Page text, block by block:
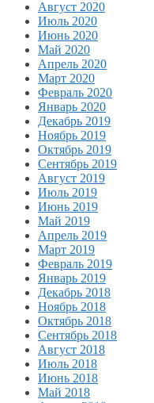
Август 2020
Июль 2020
Июнь 2020
Май 2020
Апрель 2020
Март 2020
Февраль 2020
Январь 2020
Декабрь 2019
Ноябрь 2019
Октябрь 2019
Сентябрь 2019
Август 2019
Июль 2019
Июнь 2019
Май 2019
Апрель 2019
Март 2019
Февраль 2019
Январь 2019
Декабрь 2018
Ноябрь 2018
Октябрь 2018
Сентябрь 2018
Август 2018
Июль 2018
Июнь 2018
Май 2018